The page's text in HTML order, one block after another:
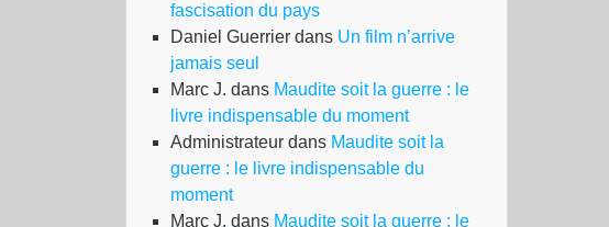
fascisation du pays
Daniel Guerrier dans Un film n’arrive
jamais seul
Marc J. dans Maudite soit la guerre : le
livre indispensable du moment
Administrateur dans Maudite soit la
guerre : le livre indispensable du
moment
Marc J. dans Maudite soit la guerre : le